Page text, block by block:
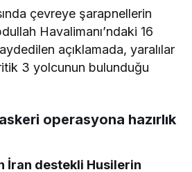
çevreye şarapnellerin
Havalimanı’ndaki 16
açıklamada, yaralılar
3 yolcunun bulunduğu
operasyona hazırlık
İran destekli Husilerin